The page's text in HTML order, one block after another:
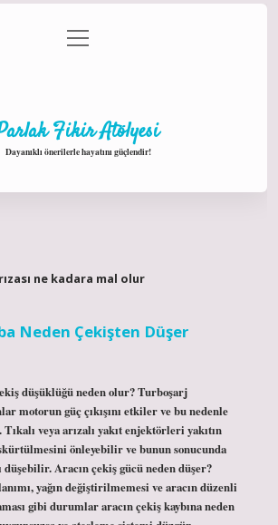
Gizlilik Politikası
menüyü
aç
Fikir Atölyesi
Dayanıklı önerilerle hayatını güçlendir!
ne kadara mal olur
Neden Çekişten Düşer
düşüklüğü neden olur? Turboşarj
motorun güç çıkışını etkiler ve bu nedenle
veya arızalı yakıt enjektörleri yakıtın
önleyebilir ve bunun sonucunda
Aracın çekiş gücü neden düşer?
yağın değiştirilmemesi ve aracın düzenli
gibi durumlar aracın çekiş kaybına neden